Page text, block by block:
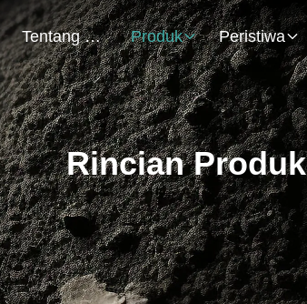
Tentang Kami Produk Peristiwa
Rincian Produk